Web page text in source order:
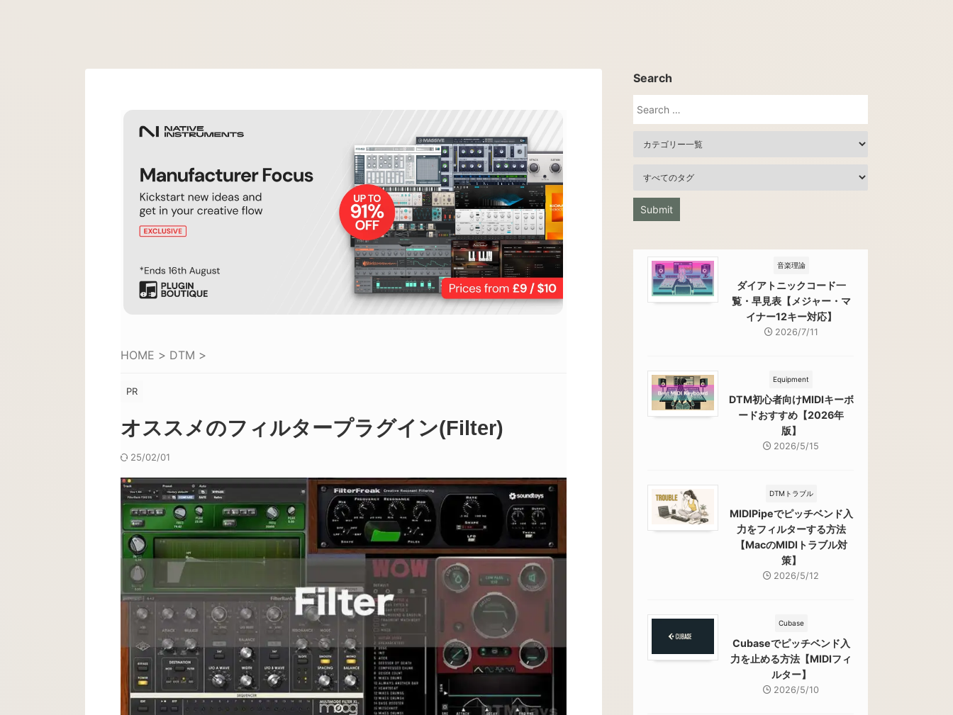
HOME > DTM >
PR
オススメのフィルタープラグイン(Filter)
25/02/01
Search
音楽理論
ダイアトニックコード一
覧・早見表【メジャー・マ
イナー12キー対応】
2026/7/11
Equipment
DTM初心者向けMIDIキーボ
ードおすすめ【2026年
版】
2026/5/15
DTMトラブル
MIDIPipeでピッチベンド入
力をフィルターする方法
【MacのMIDIトラブル対
策】
2026/5/12
Cubase
Cubaseでピッチベンド入
力を止める方法【MIDIフィ
ルター】
2026/5/10